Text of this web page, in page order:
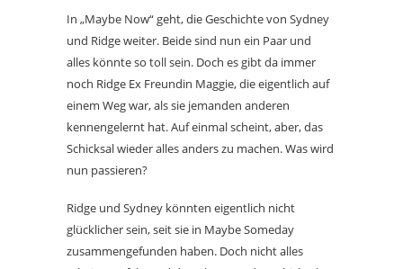
In „Maybe Now“ geht, die Geschichte von Sydney
und Ridge weiter. Beide sind nun ein Paar und
alles könnte so toll sein. Doch es gibt da immer
noch Ridge Ex Freundin Maggie, die eigentlich auf
einem Weg war, als sie jemanden anderen
kennengelernt hat. Auf einmal scheint, aber, das
Schicksal wieder alles anders zu machen. Was wird
nun passieren?
Ridge und Sydney könnten eigentlich nicht
glücklicher sein, seit sie in Maybe Someday
zusammengefunden haben. Doch nicht alles